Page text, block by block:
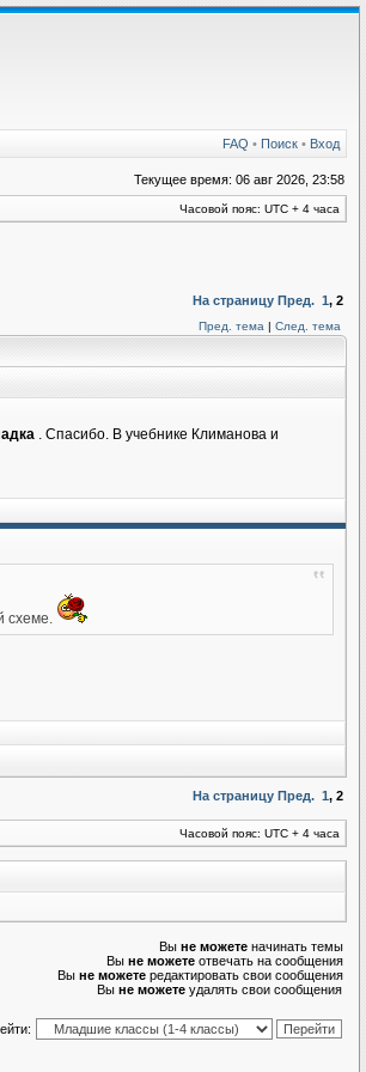
FAQ • Поиск • Вход
Текущее время: 06 авг 2026, 23:58
Часовой пояс: UTC + 4 часа
На страницу Пред. 1, 2
Пред. тема | След. тема
. Спасибо. В учебнике Климанова и
схеме.
На страницу Пред. 1, 2
Часовой пояс: UTC + 4 часа
Вы не можете начинать темы
Вы не можете отвечать на сообщения
Вы не можете редактировать свои сообщения
Вы не можете удалять свои сообщения